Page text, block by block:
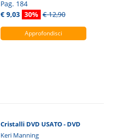
Pag. 184
€ 9,03 30% € 12,90
Approfondisci
Cristalli DVD USATO - DVD
Keri Manning